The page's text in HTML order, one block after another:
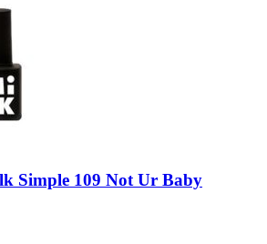
Simple 109 Not Ur Baby